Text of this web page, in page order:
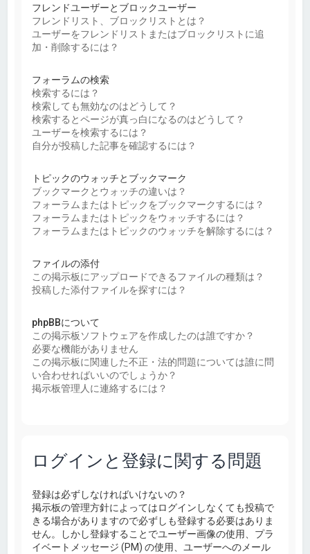
フレンドユーザーとブロックユーザー
フレンドリスト、ブロックリストとは？
ユーザーをフレンドリストまたはブロックリストに追
加・削除するには？
フォーラムの検索
検索するには？
検索しても無効なのはどうして？
検索するとページが真っ白になるのはどうして？
ユーザーを検索するには？
自分が投稿した記事を確認するには？
トピックのウォッチとブックマーク
ブックマークとウォッチの違いは？
フォーラムまたはトピックをブックマークするには？
フォーラムまたはトピックをウォッチするには？
フォーラムまたはトピックのウォッチを解除するには？
ファイルの添付
この掲示板にアップロードできるファイルの種類は？
投稿した添付ファイルを探すには？
phpBBについて
この掲示板ソフトウェアを作成したのは誰ですか？
必要な機能がありません
この掲示板に関連した不正・法的問題については誰に問
い合わせればいいのでしょうか？
掲示板管理人に連絡するには？
ログインと登録に関する問題
登録は必ずしなければいけないの？
掲示板の管理方針によってはログインしなくても投稿で
きる場合がありますので必ずしも登録する必要はありま
せん。しかし登録することでユーザー画像の使用、プラ
イベートメッセージ (PM) の使用、ユーザーへのメール